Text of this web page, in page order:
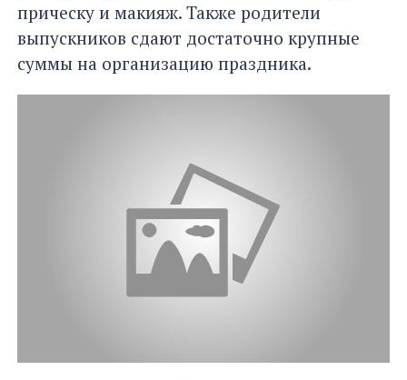
прическу и макияж. Также родители
выпускников сдают достаточно крупные
суммы на организацию праздника.